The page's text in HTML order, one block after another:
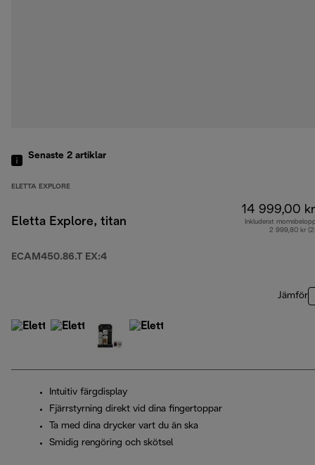
Senaste 2 artiklar
ELETTA EXPLORE
Eletta Explore, titan
ECAM450.86.T EX:4
14 999,00 kr
Inkluderat
2 999,80 kr
Jämför
Intuitiv färgdisplay
Fjärrstyrning direkt vid dina fingertoppar
Ta med dina drycker vart du än ska
Smidig rengöring och skötsel